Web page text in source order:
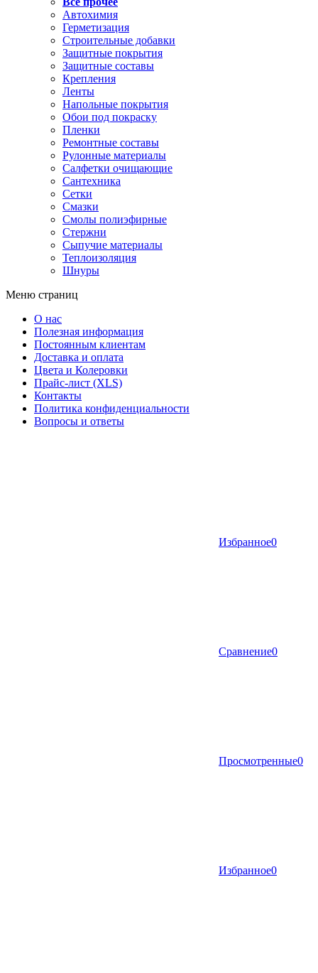
Автохимия
Герметизация
Строительные добавки
Защитные покрытия
Защитные составы
Крепления
Ленты
Напольные покрытия
Обои под покраску
Пленки
Ремонтные составы
Рулонные материалы
Салфетки очищающие
Сантехника
Сетки
Смазки
Смолы полиэфирные
Стержни
Сыпучие материалы
Теплоизоляция
Шнуры
Меню страниц
О нас
Полезная информация
Постоянным клиентам
Доставка и оплата
Цвета и Колеровки
Прайс-лист (XLS)
Контакты
Политика конфиденциальности
Вопросы и ответы
Избранное0
Сравнение0
Просмотренные0
Избранное0